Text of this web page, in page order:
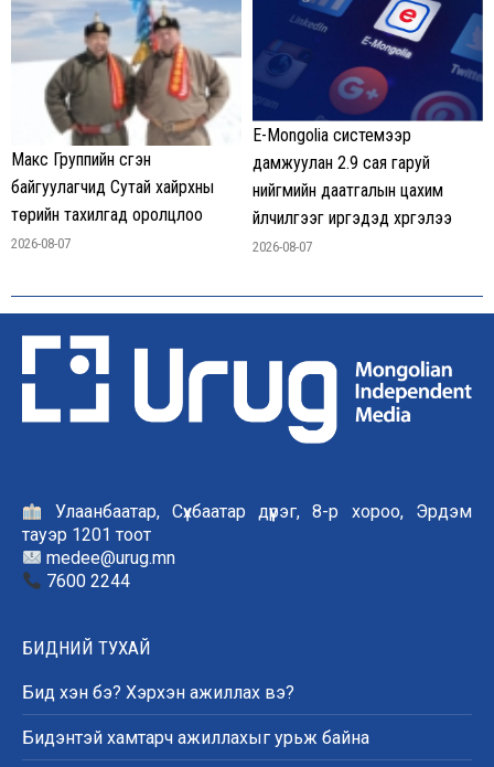
Макс Группийн үүсгэн
байгуулагчид Сутай хайрхны
төрийн тахилгад оролцлоо
2026-08-07
E-Mongolia системээр
дамжуулан 2.9 сая гаруй
нийгмийн даатгалын цахим
үйлчилгээг иргэдэд хүргэлээ
2026-08-07
Улаанбаатар, Сүхбаатар дүүрэг, 8-р хороо, Эрдэм
тауэр 1201 тоот
medee@urug.mn
7600 2244
БИДНИЙ ТУХАЙ
Бид хэн бэ? Хэрхэн ажиллах вэ?
Бидэнтэй хамтарч ажиллахыг урьж байна